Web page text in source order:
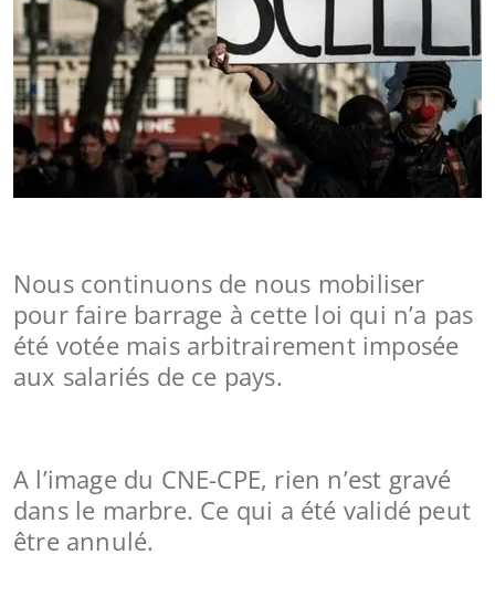
Nous continuons de nous mobiliser
pour faire barrage à cette loi qui n’a pas
été votée mais arbitrairement imposée
aux salariés de ce pays.
A l’image du CNE-CPE, rien n’est gravé
dans le marbre. Ce qui a été validé peut
être annulé.